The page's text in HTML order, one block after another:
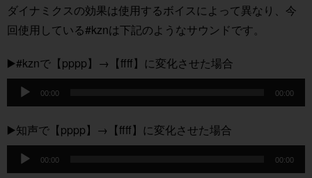
ダイナミクスの効果は使用するボイスによって異なり、今
回使用している#kznは下記のようなサウンドです。
▶️#kznで【pppp】→【ffff】に変化させた場合
音
レ
00:00 00:00
▶️知声で【pppp】→【ffff】に変化させた場合
音
00:00 00:00